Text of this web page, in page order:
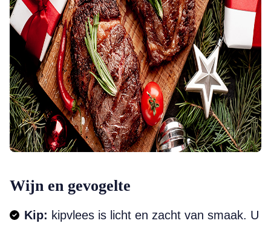
Wijn en gevogelte
Kip: kipvlees is licht en zacht van smaak. U